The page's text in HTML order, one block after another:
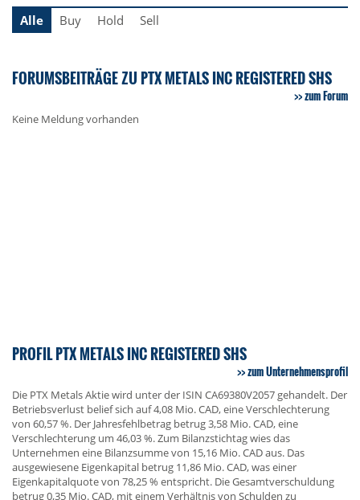
Alle
Buy Hold Sell
FORUMSBEITRÄGE ZU PTX METALS INC REGISTERED SHS
zum Forum
Keine Meldung vorhanden
PROFIL PTX METALS INC REGISTERED SHS
zum Unternehmensprofil
Die PTX Metals Aktie wird unter der ISIN CA69380V2057 gehandelt. Der
Betriebsverlust belief sich auf 4,08 Mio. CAD, eine Verschlechterung
von 60,57 %. Der Jahresfehlbetrag betrug 3,58 Mio. CAD, eine
Verschlechterung um 46,03 %. Zum Bilanzstichtag wies das
Unternehmen eine Bilanzsumme von 15,16 Mio. CAD aus. Das
ausgewiesene Eigenkapital betrug 11,86 Mio. CAD, was einer
Eigenkapitalquote von 78,25 % entspricht. Die Gesamtverschuldung
betrug 0,35 Mio. CAD, mit einem Verhältnis von Schulden zu